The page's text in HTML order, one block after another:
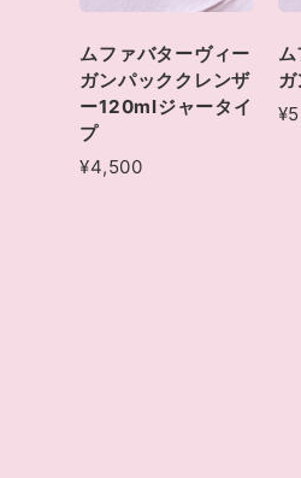
ムファバターヴィー
ガンパッククレンザ
ー120mlジャータイ
プ
¥4,500